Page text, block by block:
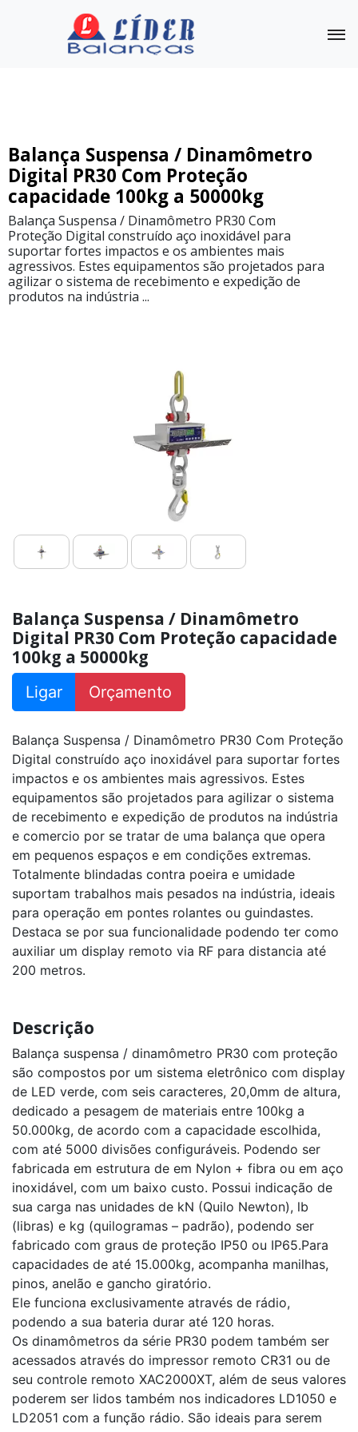
Balança Suspensa / Dinamômetro
Digital PR30 Com Proteção
capacidade 100kg a 50000kg
Balança Suspensa / Dinamômetro PR30 Com
Proteção Digital construído aço inoxidável para
suportar fortes impactos e os ambientes mais
agressivos. Estes equipamentos são projetados para
agilizar o sistema de recebimento e expedição de
produtos na indústria ...
Balança Suspensa / Dinamômetro
Digital PR30 Com Proteção capacidade
100kg a 50000kg
Ligar Orçamento
Balança Suspensa / Dinamômetro PR30 Com Proteção
Digital construído aço inoxidável para suportar fortes
impactos e os ambientes mais agressivos. Estes
equipamentos são projetados para agilizar o sistema
de recebimento e expedição de produtos na indústria
e comercio por se tratar de uma balança que opera
em pequenos espaços e em condições extremas.
Totalmente blindadas contra poeira e umidade
suportam trabalhos mais pesados na indústria, ideais
para operação em pontes rolantes ou guindastes.
Destaca se por sua funcionalidade podendo ter como
auxiliar um display remoto via RF para distancia até
200 metros.
Descrição
Balança suspensa / dinamômetro PR30 com proteção
são compostos por um sistema eletrônico com display
de LED verde, com seis caracteres, 20,0mm de altura,
dedicado a pesagem de materiais entre 100kg a
50.000kg, de acordo com a capacidade escolhida,
com até 5000 divisões configuráveis. Podendo ser
fabricada em estrutura de em Nylon + fibra ou em aço
inoxidável, com um baixo custo. Possui indicação de
sua carga nas unidades de kN (Quilo Newton), lb
(libras) e kg (quilogramas – padrão), podendo ser
fabricado com graus de proteção IP50 ou IP65.Para
capacidades de até 15.000kg, acompanha manilhas,
pinos, anelão e gancho giratório.
Ele funciona exclusivamente através de rádio,
podendo a sua bateria durar até 120 horas.
Os dinamômetros da série PR30 podem também ser
acessados através do impressor remoto CR31 ou de
seu controle remoto XAC2000XT, além de seus valores
poderem ser lidos também nos indicadores LD1050 e
LD2051 com a função rádio. São ideais para serem
Linha
Completa
Balança
Suspensa
/
Dinamômetro
PR-
10
Balança
Suspensa
Balança
Suspensa
capacidade
500kg
a
6t
Suspensa
/
Dinamômetro
Com
Indicador
Digital
capacidade
500kg
a
100t
Balança
Suspensa
/
Dinamômetro
1050G
com
Impressora
capacidade
500kg
a
100t
Dinamômetro
1050G
CR31
capacidade
500kg
a
100t
Balança
Suspensa
Dinamômetro
DP30
capacidade
a
500kg
Balança
Suspensa
/
Dinamômetro
MN
capacidade
3t
a
200t
Anel
Dinamométrico
Digital